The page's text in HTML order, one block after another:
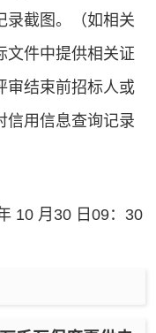
录截图。（如相关
文件中提供相关证
审结束前招标人或
信用信息查询记录
10 月30 日09：30